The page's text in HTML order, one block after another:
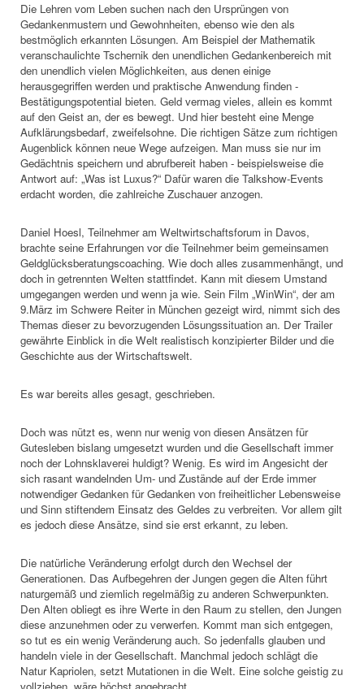
Die Lehren vom Leben suchen nach den Ursprüngen von
Gedankenmustern und Gewohnheiten, ebenso wie den als
bestmöglich erkannten Lösungen. Am Beispiel der Mathematik
veranschaulichte Tschernik den unendlichen Gedankenbereich mit
den unendlich vielen Möglichkeiten, aus denen einige
herausgegriffen werden und praktische Anwendung finden -
Bestätigungspotential bieten. Geld vermag vieles, allein es kommt
auf den Geist an, der es bewegt. Und hier besteht eine Menge
Aufklärungsbedarf, zweifelsohne. Die richtigen Sätze zum richtigen
Augenblick können neue Wege aufzeigen. Man muss sie nur im
Gedächtnis speichern und abrufbereit haben - beispielsweise die
Antwort auf: „Was ist Luxus?“ Dafür waren die Talkshow-Events
erdacht worden, die zahlreiche Zuschauer anzogen.
Daniel Hoesl, Teilnehmer am Weltwirtschaftsforum in Davos,
brachte seine Erfahrungen vor die Teilnehmer beim gemeinsamen
Geldglücksberatungscoaching. Wie doch alles zusammenhängt, und
doch in getrennten Welten stattfindet. Kann mit diesem Umstand
umgegangen werden und wenn ja wie. Sein Film „WinWin“, der am
9.März im Schwere Reiterin München gezeigt wird, nimmt sich des
Themas dieser zu bevorzugenden Lösungssituation an. Der Trailer
gewährte Einblick in die Welt realistisch konzipierter Bilder und die
Geschichte aus der Wirtschaftswelt.
Es war bereits alles gesagt, geschrieben.
Doch was nützt es, wenn nur wenig von diesen Ansätzen für
Gutesleben bislang umgesetzt wurden und die Gesellschaft immer
noch der Lohnsklaverei huldigt? Wenig. Es wird im Angesicht der
sich rasant wandelnden Um- und Zustände auf der Erde immer
notwendiger Gedanken für Gedanken von freiheitlicher Lebensweise
und Sinn stiftendem Einsatz des Geldes zu verbreiten. Vor allem gilt
es jedoch diese Ansätze, sind sie erst erkannt, zu leben.
Die natürliche Veränderung erfolgt durch den Wechsel der
Generationen. Das Aufbegehren der Jungen gegen die Alten führt
naturgemäß und ziemlich regelmäßig zu anderen Schwerpunkten.
Den Alten obliegt es ihre Werte in den Raum zu stellen, den Jungen
diese anzunehmen oder zu verwerfen. Kommt man sich entgegen,
so tut es ein wenig Veränderung auch. So jedenfalls glauben und
handeln viele in der Gesellschaft. Manchmal jedoch schlägt die
Natur Kapriolen, setzt Mutationen in die Welt. Eine solche geistig zu